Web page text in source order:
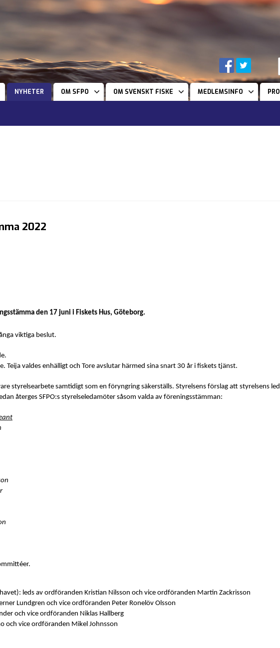
NYHETER OM SFPO OM SVENSKT FISKE MEDLEMSINFO
2022
den 17 juni i Fiskets Hus, Göteborg.
viktiga beslut.
Teija valdes enhälligt och Tore avslutar härmed sina snart 30 år i fiskets tjänst.
styrelsearbete samtidigt som en föryngring säkerställs. Styrelsens förslag att styrelsens
återges SFPO:s styrelseledamöter såsom valda av föreningsstämman:
leds av ordföranden Kristian Nilsson och vice ordföranden Martin Zackrisson
Lundgren och vice ordföranden Peter Ronelöv Olsson
och vice ordföranden Niklas Hallberg
och vice ordföranden Mikel Johnsson